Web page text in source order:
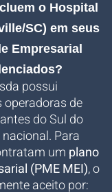
o Hospital
SC) em seus
Empresarial
possui
de
do Sul do
Para
um plano
(PME MEI), o
aceito por: